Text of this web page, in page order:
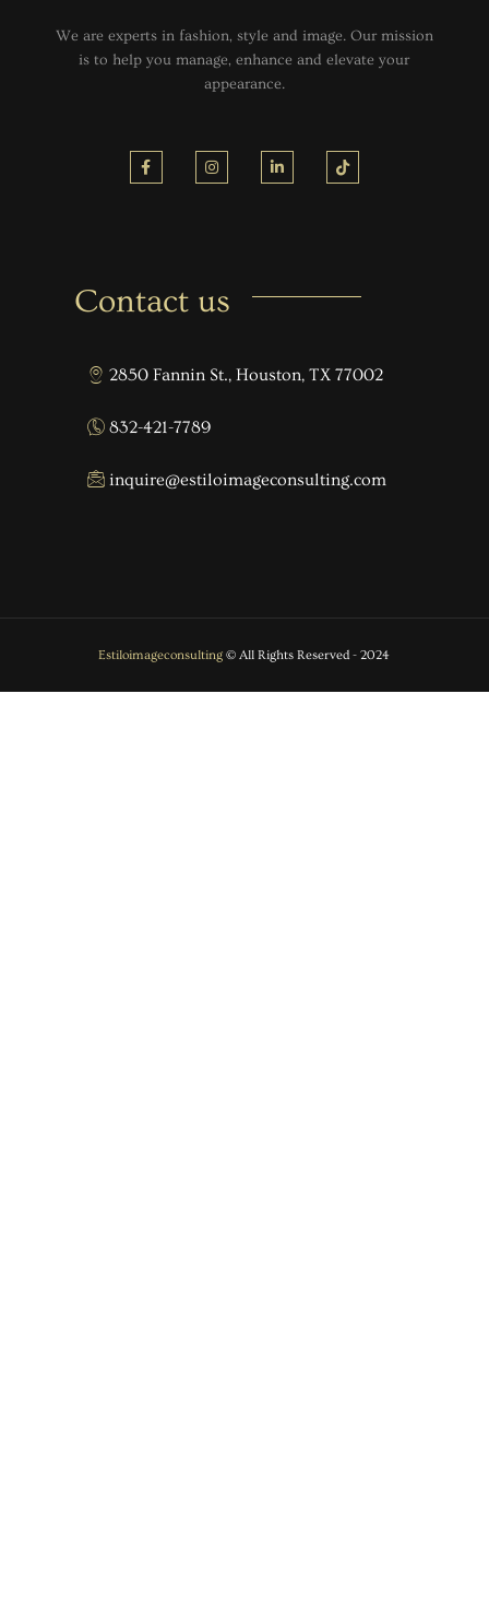
We are experts in fashion, style and image. Our mission
is to help you manage, enhance and elevate your
appearance.
Contact us
2850 Fannin St., Houston, TX 77002
832-421-7789
inquire@estiloimageconsulting.com
Estiloimageconsulting © All Rights Reserved - 2024